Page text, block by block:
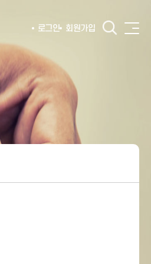
로그인 회원가입